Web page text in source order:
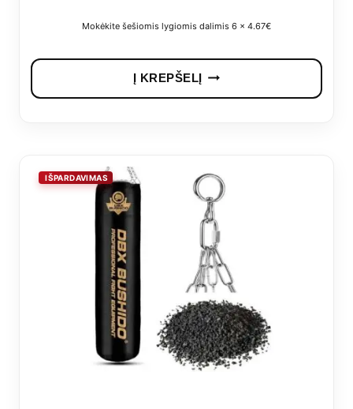
€34,99.€27,99.
Mokėkite šešiomis lygiomis dalimis 6 x 4.67€
Į KREPŠELĮ